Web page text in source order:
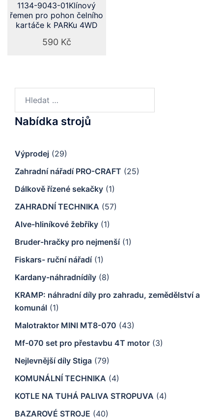
1134-9043-01Klínový
řemen pro pohon čelního
kartáče k PARKu 4WD
590 Kč
Nabídka strojů
Výprodej (29)
Zahradní nářadí PRO-CRAFT (25)
Dálkově řízené sekačky (1)
ZAHRADNÍ TECHNIKA (57)
Alve-hliníkové žebříky (1)
Bruder-hračky pro nejmenší (1)
Fiskars- ruční nářadí (1)
Kardany-náhradnídíly (8)
KRAMP: náhradní díly pro zahradu, zemědělství a
komunál (1)
Malotraktor MINI MT8-070 (43)
Mf-070 set pro přestavbu 4T motor (3)
Nejlevnější díly Stiga (79)
KOMUNÁLNÍ TECHNIKA (4)
KOTLE NA TUHÁ PALIVA STROPUVA (4)
BAZAROVÉ STROJE (40)